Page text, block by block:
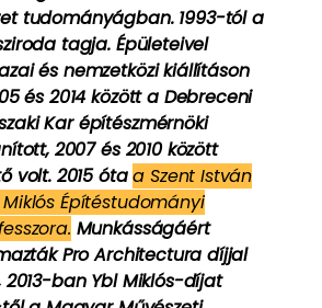
tudományágban. 1993-tól a
tagja. Épületeivel
és nemzetközi kiállításon
és 2014 között a Debreceni
Kar építészmérnöki
2007 és 2010 között
volt. 2015 ótaa Szent István
Építéstudományi
Munkásságáért
Pro Architectura díjjal
2013-ban Ybl Miklós-díjat